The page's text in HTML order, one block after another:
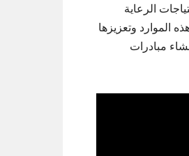
الرعاية
الموارد وتعزيزها
مبادرات